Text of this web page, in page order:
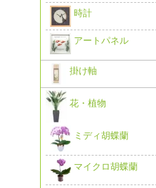
時計
アートパネル
掛け軸
花・植物
ミディ胡蝶蘭
マイクロ胡蝶蘭